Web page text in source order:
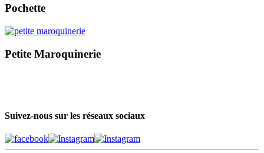
Pochette
Petite Maroquinerie
Suivez-nous sur les réseaux sociaux